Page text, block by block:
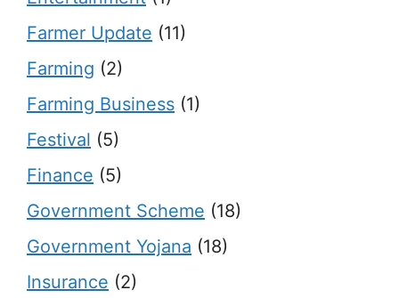
Farmer Update (11)
Farming (2)
Farming Business (1)
Festival (5)
Finance (5)
Government Scheme (18)
Government Yojana (18)
Insurance (2)